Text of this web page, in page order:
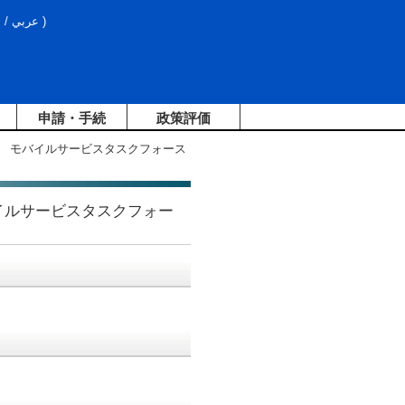
/ عربي )
申請・手続 政策評価
バイルサービスタスクフォース
サービスタスクフォー